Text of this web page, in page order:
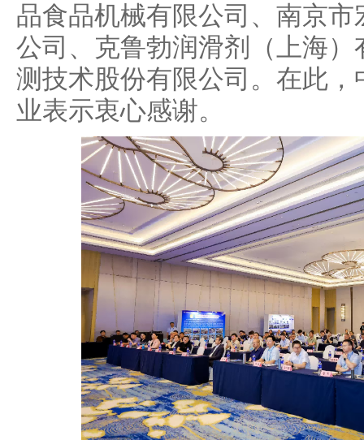
品食品机械有限公司、南京
公司、克鲁勃润滑剂（上海
测技术股份有限公司。在此
业表示衷心感谢。